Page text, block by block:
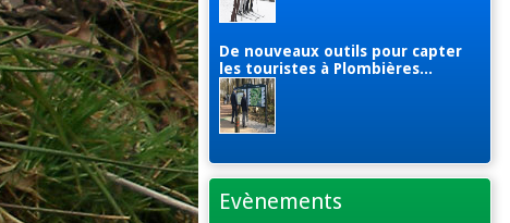
De nouveaux outils pour capter
les touristes à Plombières...
Evènements